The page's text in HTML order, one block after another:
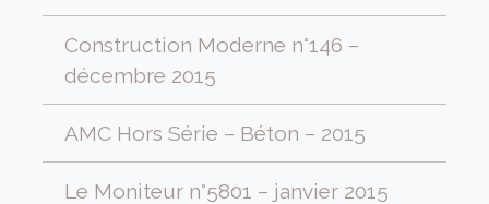
Construction Moderne n°146 –
décembre 2015
AMC Hors Série – Béton – 2015
Le Moniteur n°5801 – janvier 2015